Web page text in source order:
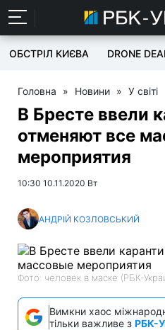
ОБСТРІЛ КИЄВА DRONE
Головна » Новини » У світі
В Бресте ввели
отменяют все
мероприятия
10:30 10.11.2020 Вт
АНДРІЙ КОЗЛОВСЬКИЙ
Фото: человек в маске (РБК-
Вимкни хаос
тільки важливе з РБК-